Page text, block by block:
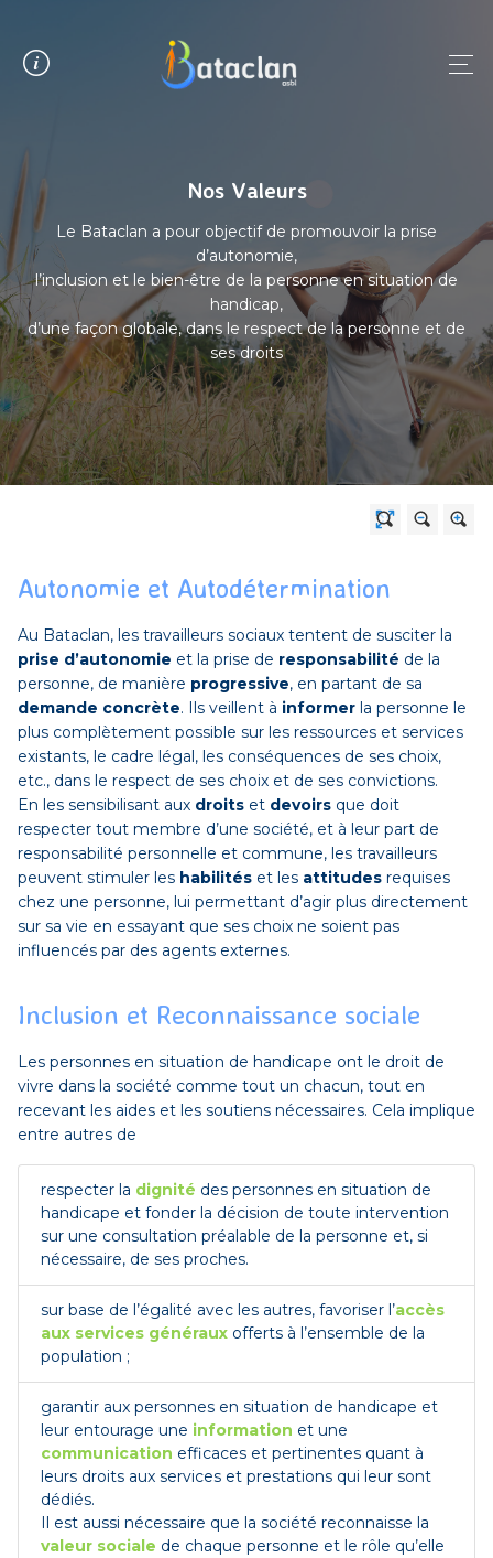
Nos Valeurs
Le Bataclan a pour objectif de promouvoir la prise
d’autonomie,
l’inclusion et le bien-être de la personne en situation de
handicap,
d’une façon globale, dans le respect de la personne et de
ses droits
Autonomie et Autodétermination
Au Bataclan, les travailleurs sociaux tentent de susciter la
prise d’autonomie et la prise de responsabilité de la
personne, de manière progressive, en partant de sa
demande concrète. Ils veillent à informer la personne le
plus complètement possible sur les ressources et services
existants, le cadre légal, les conséquences de ses choix,
etc., dans le respect de ses choix et de ses convictions.
En les sensibilisant aux droits et devoirs que doit
respecter tout membre d’une société, et à leur part de
responsabilité personnelle et commune, les travailleurs
peuvent stimuler les habilités et les attitudes requises
chez une personne, lui permettant d’agir plus directement
sur sa vie en essayant que ses choix ne soient pas
influencés par des agents externes.
Inclusion et Reconnaissance sociale
Les personnes en situation de handicape ont le droit de
vivre dans la société comme tout un chacun, tout en
recevant les aides et les soutiens nécessaires. Cela implique
entre autres de
respecter la dignité des personnes en situation de
handicape et fonder la décision de toute intervention
sur une consultation préalable de la personne et, si
nécessaire, de ses proches.
sur base de l’égalité avec les autres, favoriser l’accès
aux services généraux offerts à l’ensemble de la
population ;
garantir aux personnes en situation de handicape et
leur entourage une information et une
communication efficaces et pertinentes quant à
leurs droits aux services et prestations qui leur sont
dédiés.
Il est aussi nécessaire que la société reconnaisse la
valeur sociale de chaque personne et le rôle qu’elle